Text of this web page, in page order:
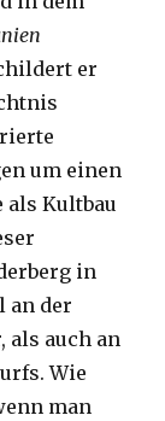
er
um einen
als Kultbau
in
an der
als auch an
Wie
man